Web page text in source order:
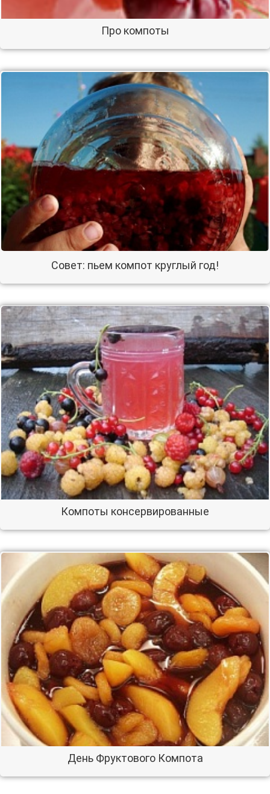
Про компоты
Совет: пьем компот круглый год!
Компоты консервированные
День Фруктового Компота